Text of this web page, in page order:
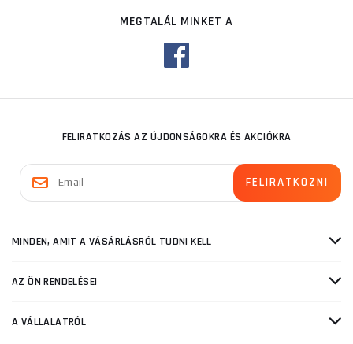
MEGTALÁL MINKET A
FELIRATKOZÁS AZ ÚJDONSÁGOKRA ÉS AKCIÓKRA
MINDEN, AMIT A VÁSÁRLÁSRÓL TUDNI KELL
AZ ÖN RENDELÉSEI
A VÁLLALATRÓL